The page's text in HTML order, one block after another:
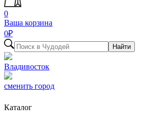
0
Ваша корзина
0₽
Найти
Владивосток
сменить город
Каталог